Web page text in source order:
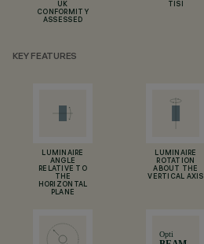
UK
CONFORMITY
ASSESSED
TISI
KEY FEATURES
LUMINAIRE
ANGLE
RELATIVE TO
THE
HORIZONTAL
PLANE
LUMINAIRE
ROTATION
ABOUT THE
VERTICAL AXIS